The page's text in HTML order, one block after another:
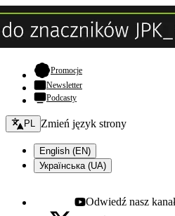
Promocje- otwiera się w nowej karcie
Newsletter
Podcasty
Zmień język - bieżący:
PL Zmień język strony
English (EN)
Українська (UA)
Youtube - otwiera się w
Odwiedź nasz